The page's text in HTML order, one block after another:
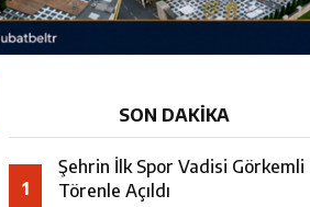
SON DAKİKA
1
Şehrin İlk Spor Vadisi Görkemli
Törenle Açıldı